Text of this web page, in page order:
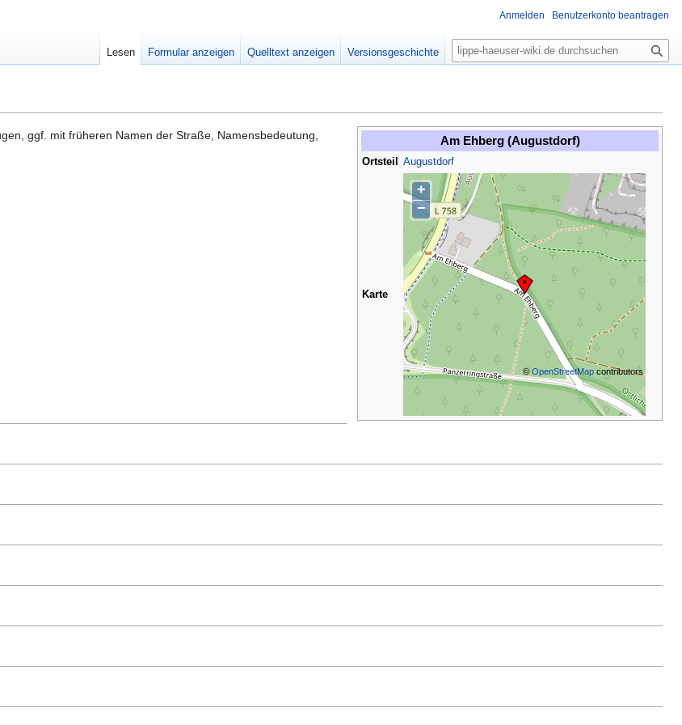
Am Ehberg (Augustdorf)
Ortsteil Augustdorf
Karte
+
−
©OpenStreetMap contributors
ggf. mit früheren Namen der Straße, Namensbedeutung,
Anmelden Benutzerkonto beantragen
Lesen Formular anzeigen Quelltext anzeigen Versionsgeschichte
S
u
e